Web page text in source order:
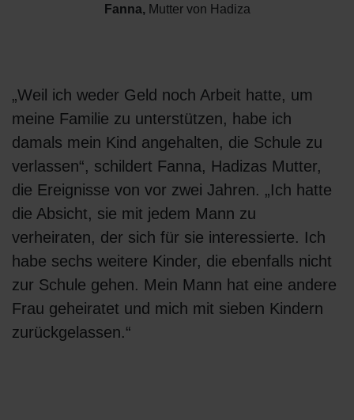
Fanna, Mutter von Hadiza
„Weil ich weder Geld noch Arbeit hatte, um
meine Familie zu unterstützen, habe ich
damals mein Kind angehalten, die Schule zu
verlassen“, schildert Fanna, Hadizas Mutter,
die Ereignisse von vor zwei Jahren. „Ich hatte
die Absicht, sie mit jedem Mann zu
verheiraten, der sich für sie interessierte. Ich
habe sechs weitere Kinder, die ebenfalls nicht
zur Schule gehen. Mein Mann hat eine andere
Frau geheiratet und mich mit sieben Kindern
zurückgelassen.“